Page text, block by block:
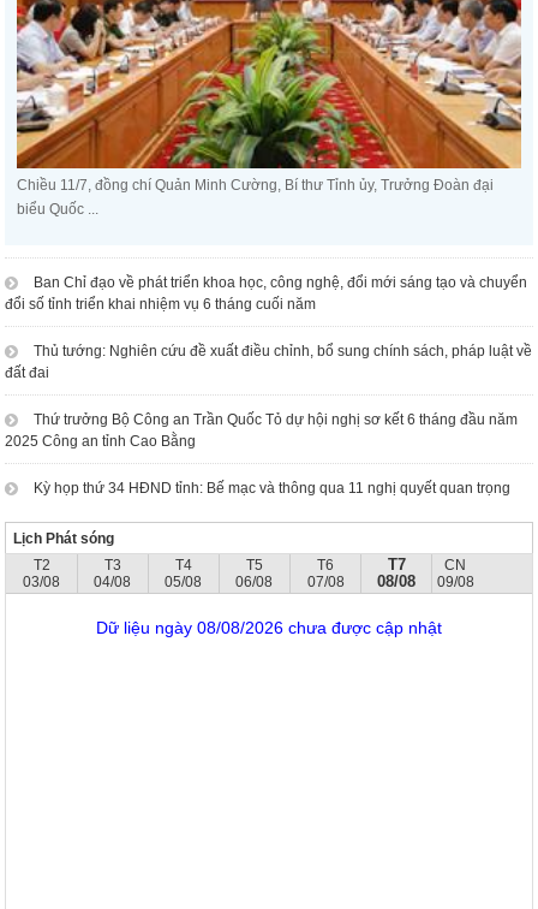
Chiều 11/7, đồng chí Quản Minh Cường, Bí thư Tỉnh ủy, Trưởng Đoàn đại
biểu Quốc ...
Ban Chỉ đạo về phát triển khoa học, công nghệ, đổi mới sáng tạo và chuyển
đổi số tỉnh triển khai nhiệm vụ 6 tháng cuối năm
Thủ tướng: Nghiên cứu đề xuất điều chỉnh, bổ sung chính sách, pháp luật về
đất đai
Thứ trưởng Bộ Công an Trần Quốc Tỏ dự hội nghị sơ kết 6 tháng đầu năm
2025 Công an tỉnh Cao Bằng
Kỳ họp thứ 34 HĐND tỉnh: Bế mạc và thông qua 11 nghị quyết quan trọng
Lịch Phát sóng
T2
03/08
T3
04/08
T4
05/08
T5
06/08
T6
07/08
T7
08/08
CN
09/08
Dữ liệu ngày 08/08/2026 chưa được cập nhật